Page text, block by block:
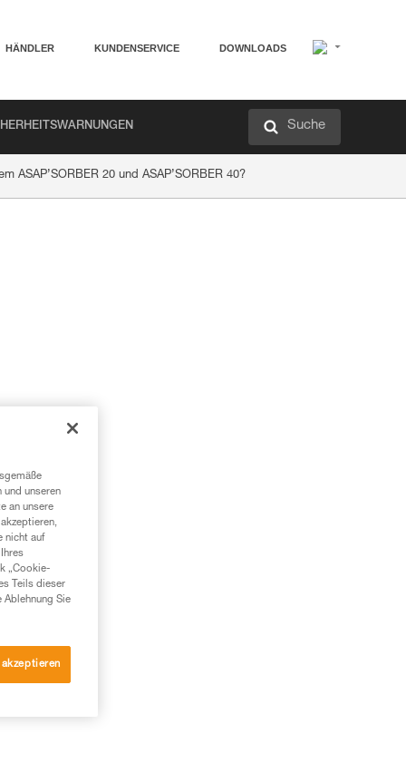
HÄNDLER KUNDENSERVICE DOWNLOADS
Suche
ASAP’SORBER 20 und ASAP’SORBER 40?
und unseren
an unsere
nicht auf
„Cookie-
Teils dieser
Ablehnung Sie